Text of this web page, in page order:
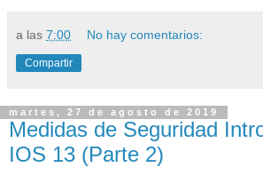
a las 7:00 No hay comentarios:
Compartir
martes, 27 de agosto de 2019
Medidas de Seguridad
IOS 13 (Parte 2)